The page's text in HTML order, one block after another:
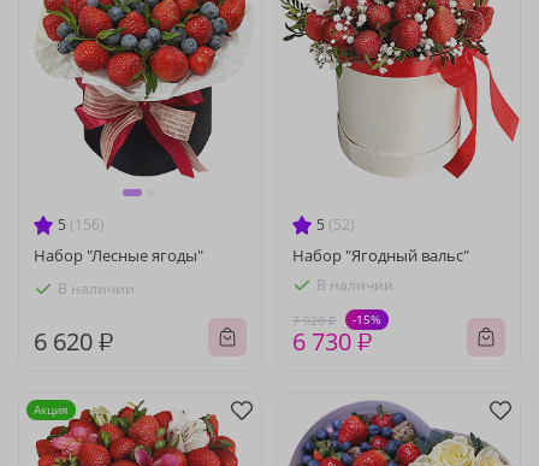
5 (156)
Набор "Лесные ягоды"
В наличии
6 620 ₽
5 (52)
Набор "Ягодный вальс"
В наличии
7 920 ₽ -15%
6 730 ₽
Акция